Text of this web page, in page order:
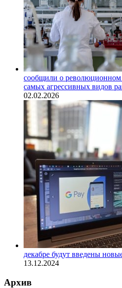
сообщили о революционном
самых агрессивных видов
02.02.2026
декабре будут введены
13.12.2024
Архив